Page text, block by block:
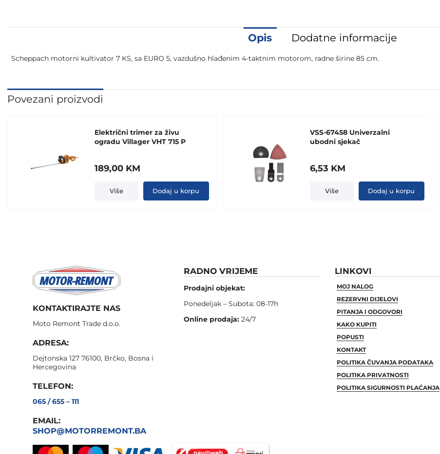
Opis Dodatne informacije
Scheppach motorni kultivator 7 KS, sa EURO 5, vazdušno hlađenim 4-taktnim motorom, radne širine 85 cm.
Povezani proizvodi
Električni trimer za živu
ogradu Villager VHT 715 P
189,00 KM
Više Dodaj u korpu
VSS-67458 Univerzalni
ubodni sjekač
6,53 KM
Više Dodaj u korpu
KONTAKTIRAJTE NAS
Moto Remont Trade d.o.o.
ADRESA:
Dejtonska 127 76100, Brčko, Bosna i
Hercegovina
TELEFON:
065 / 655 – 111
EMAIL:
SHOP@MOTORREMONT.BA
RADNO VRIJEME
Prodajni objekat:
Ponedeljak – Subota: 08-17h
Online prodaja: 24/7
LINKOVI
MOJ NALOG
REZERVNI DIJELOVI
PITANJA I ODGOVORI
KAKO KUPITI
POPUSTI
KONTAKT
POLITIKA ČUVANJA PODATAKA
POLITIKA PRIVATNOSTI
POLITIKA SIGURNOSTI PLAĆANJA